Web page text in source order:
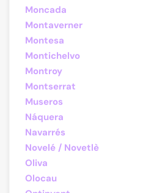
Moncada
Montaverner
Montesa
Montichelvo
Montroy
Montserrat
Museros
Náquera
Navarrés
Novelé / Novetlè
Oliva
Olocau